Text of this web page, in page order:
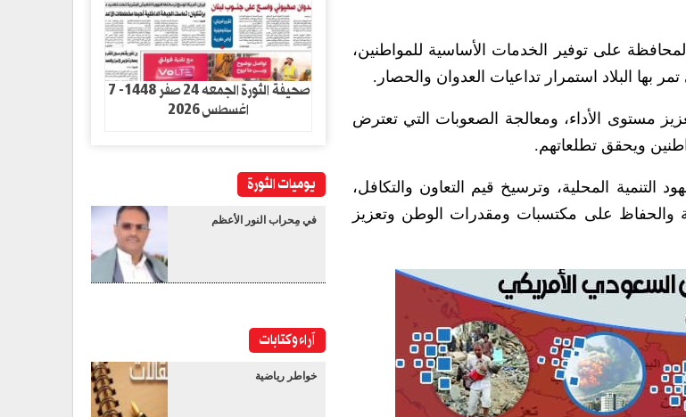
على توفير الخدمات الأساسية للمواطنين،
البلاد استمرار تداعيات العدوان والحصار.
مستوى الأداء، ومعالجة الصعوبات التي تعترض
ويحقق تطلعاتهم.
المحلية، وترسيخ قيم التعاون والتكافل،
والحفاظ على مكتسبات ومقدرات الوطن وتعزيز
صحيفة الثورة الجمعه 24 صفر 1448- 7
اغسطس 2026
يوميات الثورة
في مِحراب النور الأعظم
آراء وكتابات
خواطر رياضية